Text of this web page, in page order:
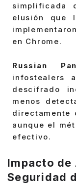
simplificada
elusión que
en Chrome.
Russian
infostealers
descifrado
menos
directamente
aunque el
efectivo.
Impacto de
Seguridad